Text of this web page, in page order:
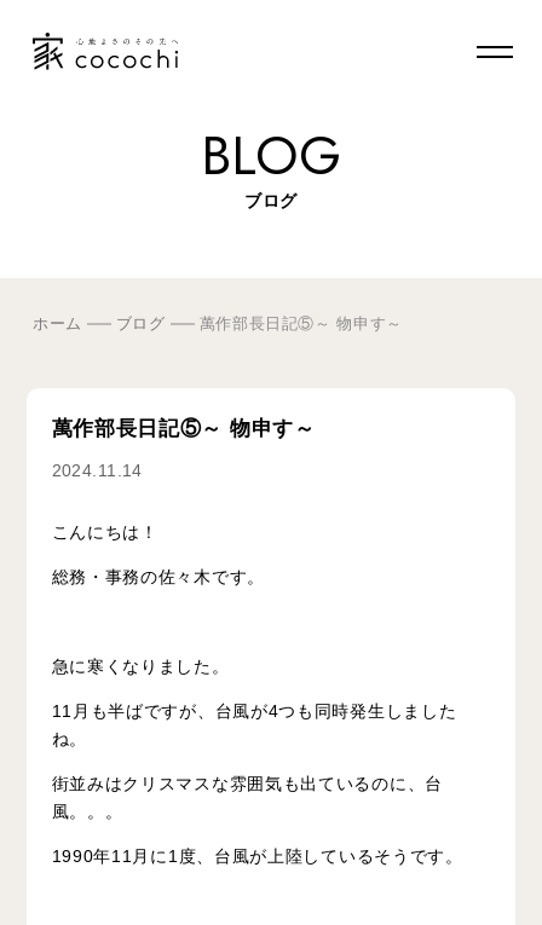
BLOG
ブログ
ホーム ブログ 萬作部長日記⑤～ 物申す～
萬作部長日記⑤～ 物申す～
2024.11.14
こんにちは！
総務・事務の佐々木です。
急に寒くなりました。
11月も半ばですが、台風が4つも同時発生しました
ね。
街並みはクリスマスな雰囲気も出ているのに、台
風。。。
1990年11月に1度、台風が上陸しているそうです。